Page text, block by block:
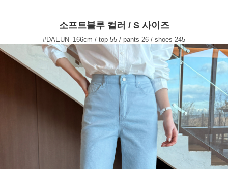
소프트블루 컬러 / S 사이즈
#DAEUN_166cm / top 55 / pants 26 / shoes 245